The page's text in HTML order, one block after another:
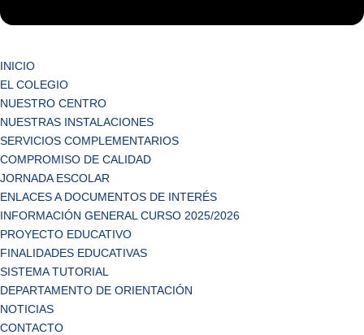
INICIO
EL COLEGIO
NUESTRO CENTRO
NUESTRAS INSTALACIONES
SERVICIOS COMPLEMENTARIOS
COMPROMISO DE CALIDAD
JORNADA ESCOLAR
ENLACES A DOCUMENTOS DE INTERÉS
INFORMACIÓN GENERAL CURSO 2025/2026
PROYECTO EDUCATIVO
FINALIDADES EDUCATIVAS
SISTEMA TUTORIAL
DEPARTAMENTO DE ORIENTACIÓN
NOTICIAS
CONTACTO